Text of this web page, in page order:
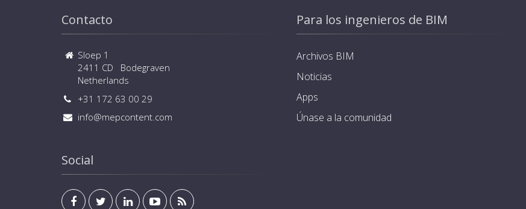
Contacto
Sloep 1
2411 CD Bodegraven
Netherlands
+31 172 63 00 29
info@mepcontent.com
Social
Para los ingenieros de BIM
Archivos BIM
Noticias
Apps
Únase a la comunidad